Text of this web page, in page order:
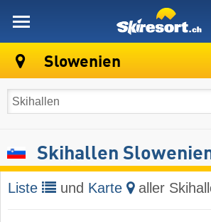
Slowenien
Skihallen
Liste und Karte aller